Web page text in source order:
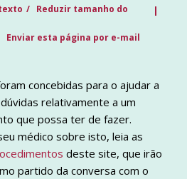
Reduzir tamanho do
Enviar esta página por e-mail
concebidas para o ajudar a
relativamente a um
que possa ter de fazer.
médico sobre isto, leia as
deste site, que irão
partido da conversa com o